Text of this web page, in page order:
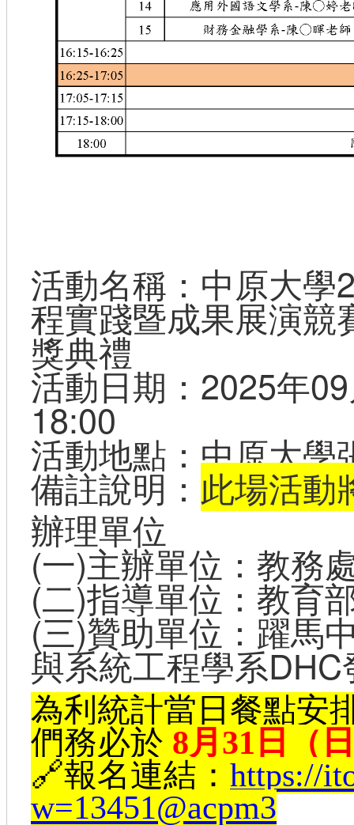
活動名稱：中原大學
程實踐暨成果展演競
獎典禮
活動日期：2025年
18:00
活動地點：中原大學
備註說明： 此場活動
辦理單位
(一)主辦單位：教務
(二)指導單位：教育
(三)贊助單位：躍馬
與系統工程學系
為利統計當日餐點安
們務必於 8月31日（
🔗報名連結： https://
w=13451@acpm3